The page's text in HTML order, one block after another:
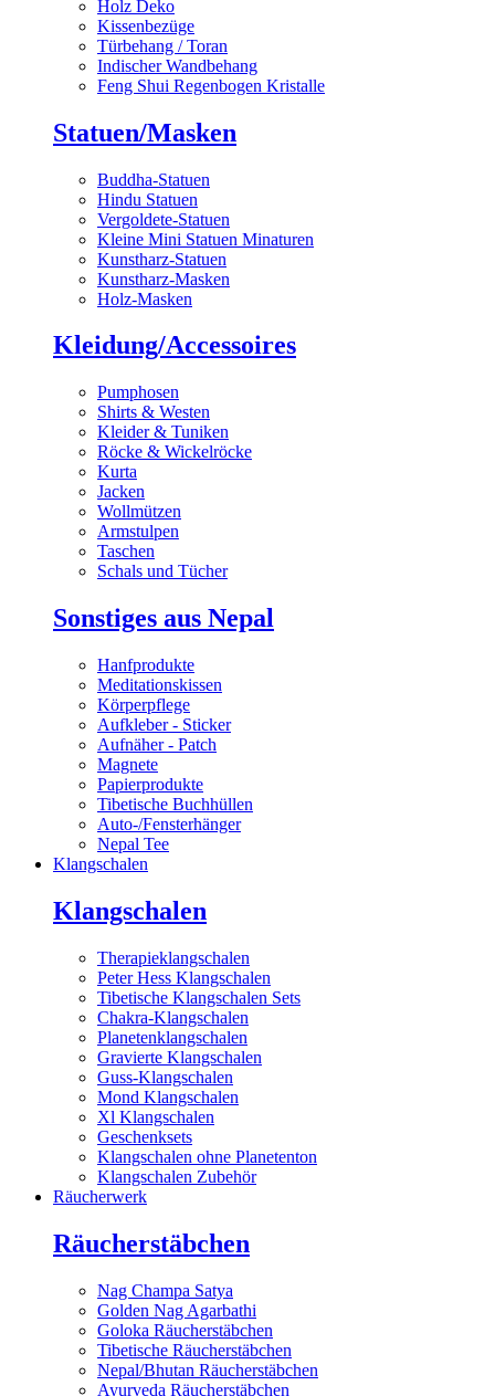
Holz Deko
Kissenbezüge
Türbehang / Toran
Indischer Wandbehang
Feng Shui Regenbogen Kristalle
Statuen/Masken
Buddha-Statuen
Hindu Statuen
Vergoldete-Statuen
Kleine Mini Statuen Minaturen
Kunstharz-Statuen
Kunstharz-Masken
Holz-Masken
Kleidung/Accessoires
Pumphosen
Shirts & Westen
Kleider & Tuniken
Röcke & Wickelröcke
Kurta
Jacken
Wollmützen
Armstulpen
Taschen
Schals und Tücher
Sonstiges aus Nepal
Hanfprodukte
Meditationskissen
Körperpflege
Aufkleber - Sticker
Aufnäher - Patch
Magnete
Papierprodukte
Tibetische Buchhüllen
Auto-/Fensterhänger
Nepal Tee
Klangschalen
Klangschalen
Therapieklangschalen
Peter Hess Klangschalen
Tibetische Klangschalen Sets
Chakra-Klangschalen
Planetenklangschalen
Gravierte Klangschalen
Guss-Klangschalen
Mond Klangschalen
Xl Klangschalen
Geschenksets
Klangschalen ohne Planetenton
Klangschalen Zubehör
Räucherwerk
Räucherstäbchen
Nag Champa Satya
Golden Nag Agarbathi
Goloka Räucherstäbchen
Tibetische Räucherstäbchen
Nepal/Bhutan Räucherstäbchen
Ayurveda Räucherstäbchen